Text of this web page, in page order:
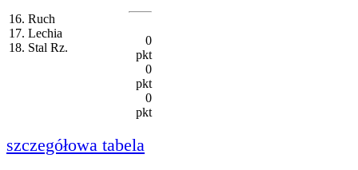
16. Ruch
17. Lechia
18. Stal Rz.
0
pkt
0
pkt
0
pkt
szczegółowa tabela